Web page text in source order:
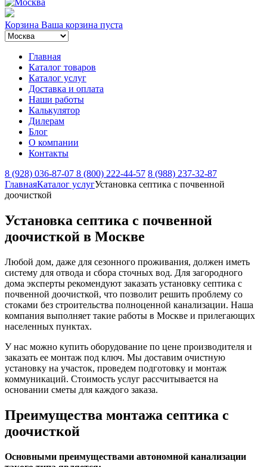
Корзина Ваша корзина пуста
Главная
Каталог товаров
Каталог услуг
Доставка и оплата
Наши работы
Калькулятор
Дилерам
Блог
О компании
Контакты
8 (928) 036-87-07 8 (800) 222-44-57 8 (988) 237-32-87
ГлавнаяКаталог услугУстановка септика с почвенной
доочисткой
Установка септика с почвенной
доочисткой в Москве
Любой дом, даже для сезонного проживания, должен иметь
систему для отвода и сбора сточных вод. Для загородного
дома эксперты рекомендуют заказать установку септика с
почвенной доочисткой, что позволит решить проблему со
стоками без строительства полноценной канализации. Наша
компания выполняет такие работы в Москве и прилегающих
населенных пунктах.
У нас можно купить оборудование по цене производителя и
заказать ее монтаж под ключ. Мы доставим очистную
установку на участок, проведем подготовку и монтаж
коммуникаций. Стоимость услуг рассчитывается на
основании сметы для каждого заказа.
Преимущества монтажа септика с
доочисткой
Основными преимуществами автономной канализации